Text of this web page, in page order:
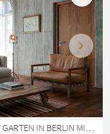
MÖBLIERTE 4-ZIMMER-WOHNUNG MIT GARTEN IN BERLIN MITTE